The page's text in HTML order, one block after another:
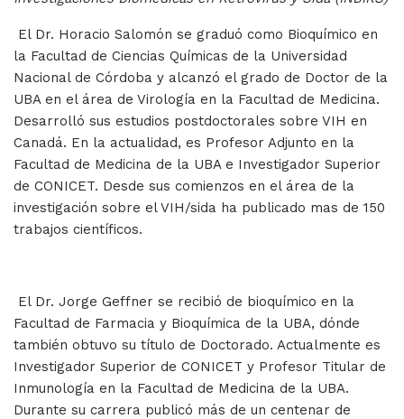
El Dr. Horacio Salomón se graduó como Bioquímico en
la Facultad de Ciencias Químicas de la Universidad
Nacional de Córdoba y alcanzó el grado de Doctor de la
UBA en el área de Virología en la Facultad de Medicina.
Desarrolló sus estudios postdoctorales sobre VIH en
Canadá. En la actualidad, es Profesor Adjunto en la
Facultad de Medicina de la UBA e Investigador Superior
de CONICET. Desde sus comienzos en el área de la
investigación sobre el VIH/sida ha publicado mas de 150
trabajos científicos.
El Dr. Jorge Geffner se recibió de bioquímico en la
Facultad de Farmacia y Bioquímica de la UBA, dónde
también obtuvo su título de Doctorado. Actualmente es
Investigador Superior de CONICET y Profesor Titular de
Inmunología en la Facultad de Medicina de la UBA.
Durante su carrera publicó más de un centenar de